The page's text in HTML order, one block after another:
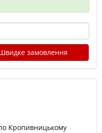
замовлення
Кропивницькому